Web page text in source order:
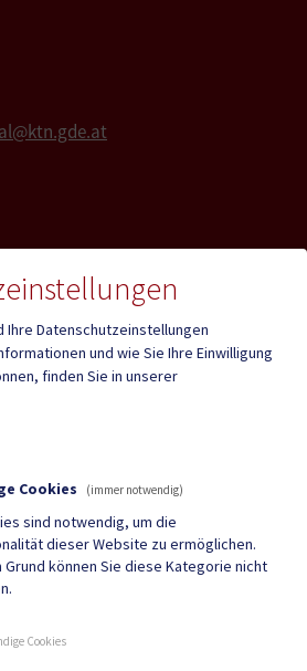
Infopoint St. Paul
Gemeindenachrichten
Ihre Datenschutzeinstellungen
und wie Sie Ihre Einwilligung
finden Sie in unserer
Cookies (immer notwendig)
sind notwendig, um die
dieser Website zu ermöglichen.
Grund können Sie diese Kategorie nicht
Cookies